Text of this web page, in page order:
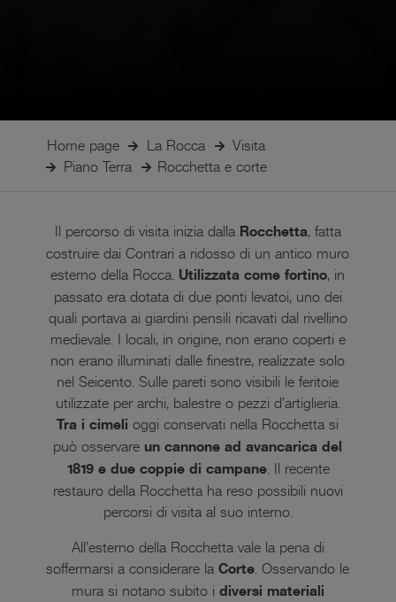
Home page La Rocca
Visita
Piano Terra
Rocchetta e corte
Il percorso di visita inizia dalla Rocchetta, fatta
costruire dai Contrari a ridosso di un antico muro
esterno della Rocca. Utilizzata come fortino, in
passato era dotata di due ponti levatoi, uno dei
quali portava ai giardini pensili ricavati dal rivellino
medievale. I locali, in origine, non erano coperti e
non erano illuminati dalle finestre, realizzate solo
nel Seicento. Sulle pareti sono visibili le feritoie
utilizzate per archi, balestre o pezzi d’artiglieria.
Tra i cimeli oggi conservati nella Rocchetta si
può osservare un cannone ad avancarica del
1819 e due coppie di campane. Il recente
restauro della Rocchetta ha reso possibili nuovi
percorsi di visita al suo interno.
All’esterno della Rocchetta vale la pena di
soffermarsi a considerare laCorte. Osservando le
mura si notano subito i diversi materiali